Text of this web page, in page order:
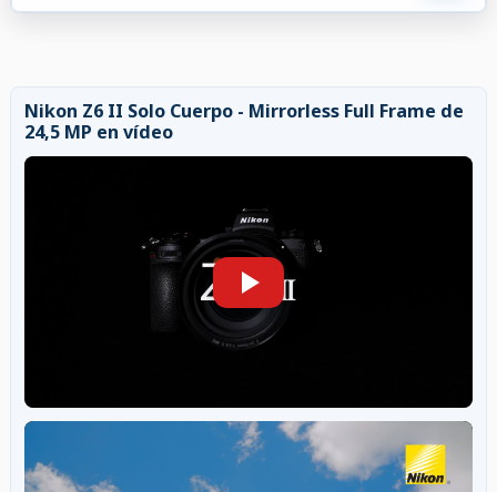
Nikon Z6 II Solo Cuerpo - Mirrorless Full Frame de
24,5 MP en vídeo